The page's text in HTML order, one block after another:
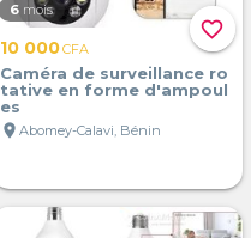
favorite_border
6 mois
10 000CFA
Caméra de surveillance ro
tative en forme d'ampoul
es
location_on Abomey-Calavi, Bénin